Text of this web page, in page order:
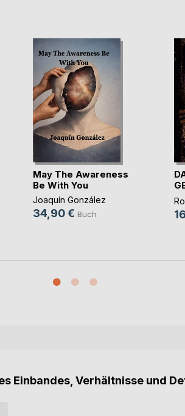
May The Awareness
Be With You
Joaquín González
34,90 € Buch
Einbandes, Verhältnisse und